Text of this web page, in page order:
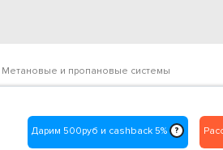
Метановые и пропановые системы
Дарим 500руб и cashback 5% ?